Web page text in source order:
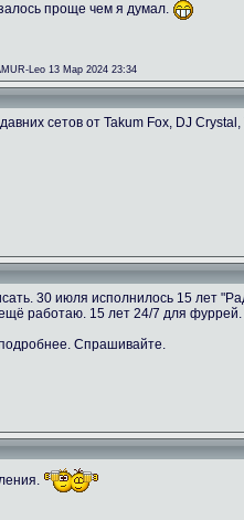
проще чем я думал.
Leo 13 Мар 2024 23:34
сетов от Takum Fox, DJ
30 июля исполнилось 15 лет
работаю. 15 лет 24/7 для фуррей.
Спрашивайте.